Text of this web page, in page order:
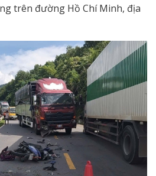
trên đường Hồ Chí Minh, địa